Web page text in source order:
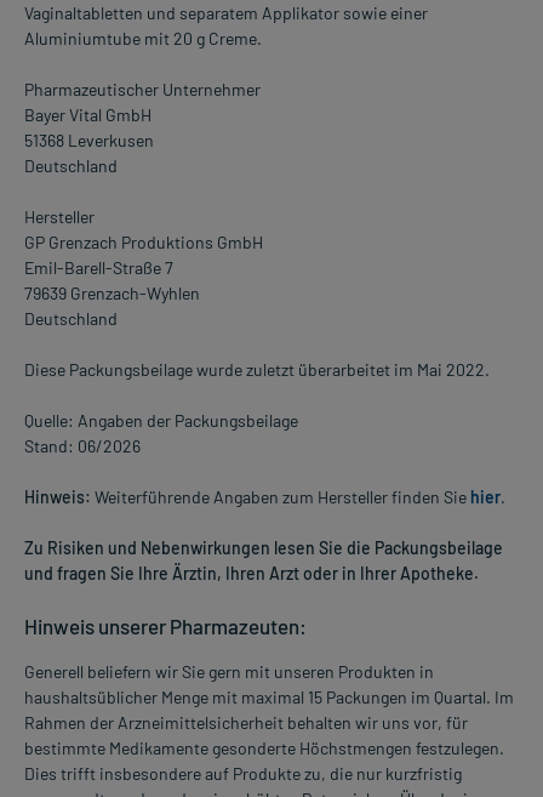
Vaginaltabletten und separatem Applikator sowie einer
Aluminiumtube mit 20 g Creme.
Pharmazeutischer Unternehmer
Bayer Vital GmbH
51368 Leverkusen
Deutschland
Hersteller
GP Grenzach Produktions GmbH
Emil-Barell-Straße 7
79639 Grenzach-Wyhlen
Deutschland
Diese Packungsbeilage wurde zuletzt überarbeitet im Mai 2022.
Quelle: Angaben der Packungsbeilage
Stand: 06/2026
Hinweis: Weiterführende Angaben zum Hersteller finden Sie hier.
Zu Risiken und Nebenwirkungen lesen Sie die Packungsbeilage
und fragen Sie Ihre Ärztin, Ihren Arzt oder in Ihrer Apotheke.
Hinweis unserer Pharmazeuten:
Generell beliefern wir Sie gern mit unseren Produkten in
haushaltsüblicher Menge mit maximal 15 Packungen im Quartal. Im
Rahmen der Arzneimittelsicherheit behalten wir uns vor, für
bestimmte Medikamente gesonderte Höchstmengen festzulegen.
Dies trifft insbesondere auf Produkte zu, die nur kurzfristig